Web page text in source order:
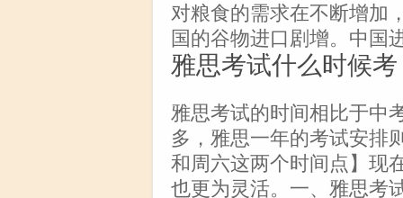
对粮食的需求在不断增加
国的谷物进口剧增。中国
雅思考试什么时候考
雅思考试的时间相比于中
多，雅思一年的考试安排
和周六这两个时间点】现
也更为灵活。一、雅思考